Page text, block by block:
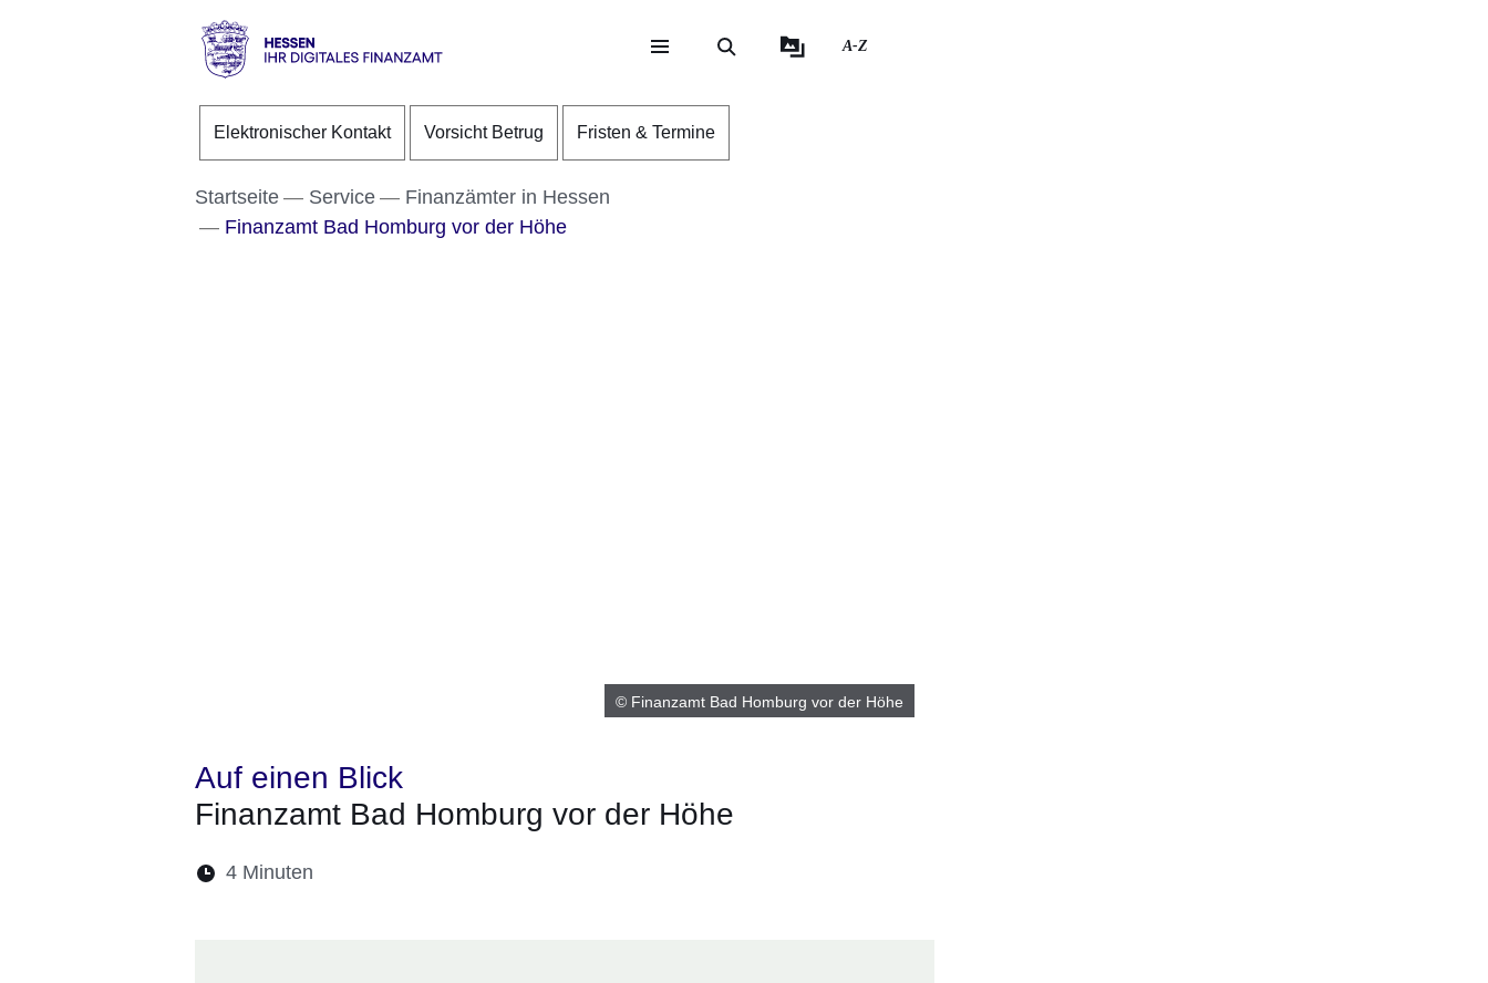
Direkt zum Kopf der Seite
Direkt zum Inhalt
Direkt zum Fuß der Seite
Ihr
Finanzamt
A-Z
Elektronischer Kontakt Vorsicht Betrug Fristen & Termine
Startseite Service
Finanzämter in Hessen
Finanzamt Bad Homburg vor der Höhe
© Finanzamt Bad Homburg vor der Höhe
Auf einen Blick
Finanzamt Bad Homburg vor der Höhe
Lesedauer:
4 Minuten